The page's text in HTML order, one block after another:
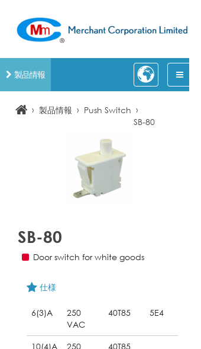
製品情報
› 製品情報 › Push Switch ›
SB-80
SB-80
Door switch for white goods
仕様
6(3)A
250
VAC
40T85 5E4
10(4)A
250
40T85